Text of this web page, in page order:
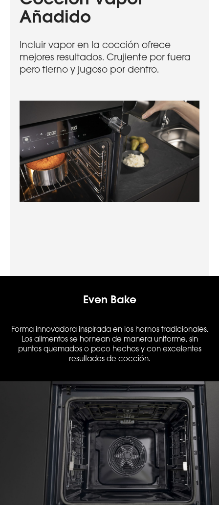
Añadido
Incluir vapor en la cocción ofrece
mejores resultados. Crujiente por fuera
pero tierno y jugoso por dentro.
Even Bake
Forma innovadora inspirada en los hornos tradicionales.
Los alimentos se hornean de manera uniforme, sin
puntos quemados o poco hechos y con excelentes
resultados de cocción.